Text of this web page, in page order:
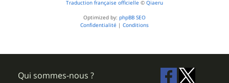
Traduction française officielle © Qiaeru
Optimized by: phpBB SEO
Confidentialité | Conditions
Qui sommes-nous ?